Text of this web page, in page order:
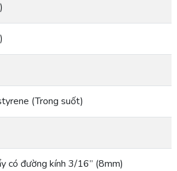
(Trong suốt)
có đường kính 3/16” (8mm)